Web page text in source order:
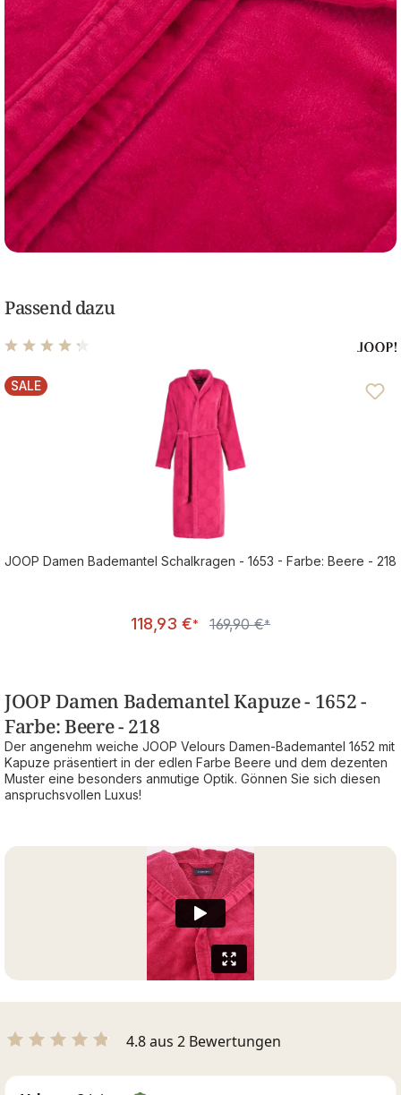
Passend dazu
Durchschnittliche Bewertung von 4.3 von 5 Sternen
RABATT
SALE
JOOP Damen Bademantel Schalkragen - 1653 - Farbe: Beere - 218
118,93 €* Regulärer Preis:
169,90 €*
JOOP Damen Bademantel Kapuze - 1652 -
Farbe: Beere - 218
Der angenehm weiche JOOP Velours Damen-Bademantel 1652 mit
Kapuze präsentiert in der edlen Farbe Beere und dem dezenten
Muster eine besonders anmutige Optik. Gönnen Sie sich diesen
anspruchsvollen Luxus!
4.8 aus 2 Bewertungen